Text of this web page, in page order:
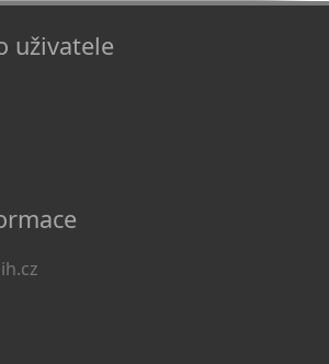
uživatele